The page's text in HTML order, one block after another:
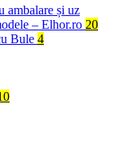
ambalare și uz
– Elhor.ro 20
Bule 4